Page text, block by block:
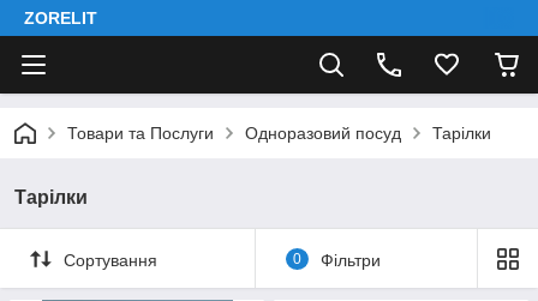
ZORELIT
Товари та Послуги Одноразовий посуд Тарілки
Тарілки
Сортування 0 Фільтри